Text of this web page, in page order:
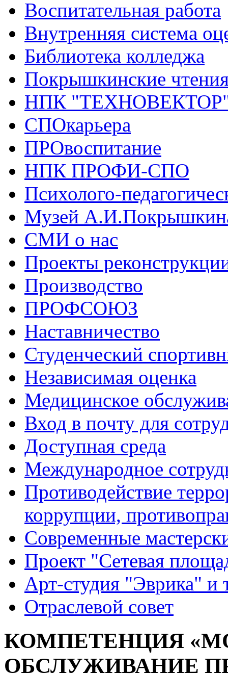
Воспитательная работа
Внутренняя система
Библиотека колледжа
Покрышкинские
НПК
СПОкарьера
ПРОвоспитание
НПК ПРОФИ-СПО
Психолого-
Музей
СМИ о нас
Проекты
Производство
ПРОФСОЮЗ
Наставничество
Студенческий
Независимая оценка
Медицинское
Вход в почту для
Доступная среда
Международное
Противодействие
коррупции,
Современные
Проект "Сетевая
Арт-студия "Эврика" и
Отраслевой совет
КОМПЕТЕНЦИЯ
ОБСЛУЖИВАНИЕ